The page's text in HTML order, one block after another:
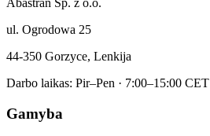
Abastran Sp. z o.o.
ul. Ogrodowa 25
44-350 Gorzyce, Lenkija
Darbo laikas: Pir–Pen · 7:00–15:00 CET
Gamyba